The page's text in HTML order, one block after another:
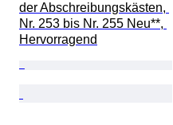
der Abschreibungskästen,
Nr. 253 bis Nr. 255 Neu**,
Hervorragend